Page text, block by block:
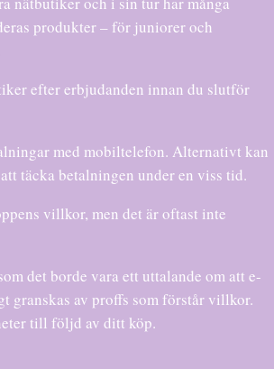
produkter – för juniorer och
efter erbjudanden innan du slutför
med mobiltelefon. Alternativt kan
täcka betalningen under en viss tid.
villkor, men det är oftast inte
det borde vara ett uttalande om att e-
granskas av proffs som förstår villkor.
till följd av ditt köp.